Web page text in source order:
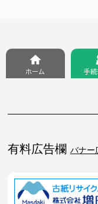
有料広告欄 バナー
ホーム 手続